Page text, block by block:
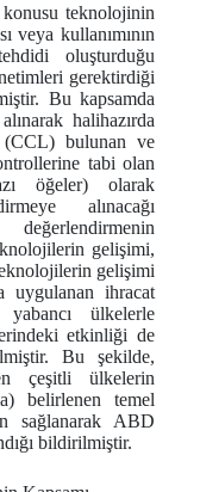
teknolojinin
veya kullanımının
oluşturduğu
gerektirdiği
Bu kapsamda
halihazırda
(CCL) bulunan ve
tabi olan
öğeler) olarak
alınacağı
gelişimi,
gelişimi
uygulanan ihracat
ülkelerle
etkinliği de
Bu şekilde,
çeşitli ülkelerin
belirlenen temel
sağlanarak ABD
bildirilmiştir.